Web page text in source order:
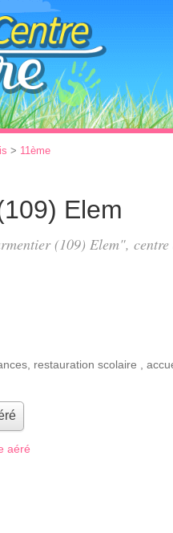
> 11ème
Elem
(109) Elem", centre
restauration scolaire
aéré